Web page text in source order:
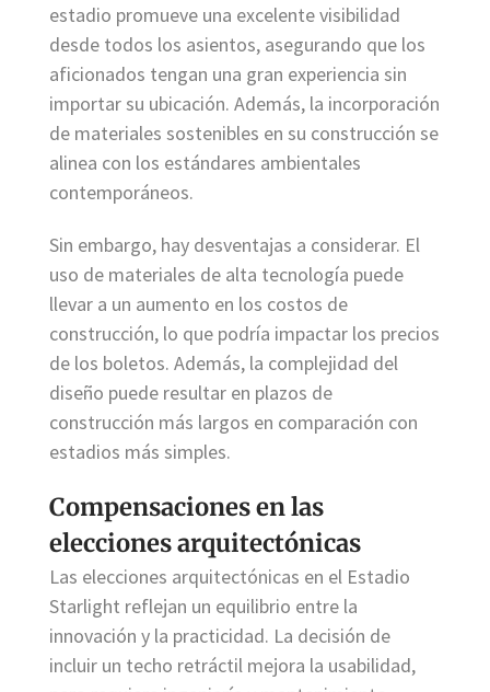
estadio promueve una excelente visibilidad
desde todos los asientos, asegurando que los
aficionados tengan una gran experiencia sin
importar su ubicación. Además, la incorporación
de materiales sostenibles en su construcción se
alinea con los estándares ambientales
contemporáneos.
Sin embargo, hay desventajas a considerar. El
uso de materiales de alta tecnología puede
llevar a un aumento en los costos de
construcción, lo que podría impactar los precios
de los boletos. Además, la complejidad del
diseño puede resultar en plazos de
construcción más largos en comparación con
estadios más simples.
Compensaciones en las
elecciones arquitectónicas
Las elecciones arquitectónicas en el Estadio
Starlight reflejan un equilibrio entre la
innovación y la practicidad. La decisión de
incluir un techo retráctil mejora la usabilidad,